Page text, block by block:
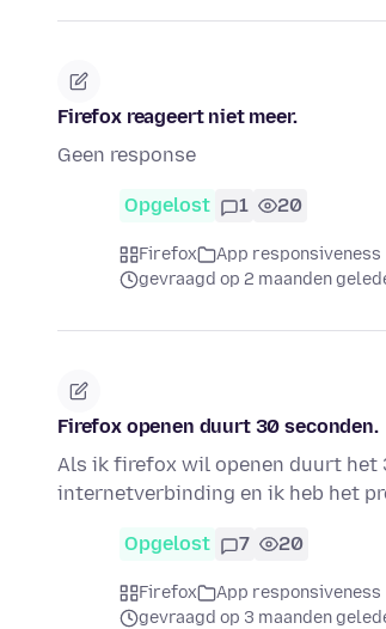
Firefox reageert niet meer.
Geen response
Opgelost 1 20
Firefox
App responsiveness
gevraagd op 2 maanden
Firefox openen duurt 30 seconden.
Als ik firefox wil openen duurt het
internetverbinding en ik heb het
Opgelost 7 20
Firefox
App responsiveness
gevraagd op 3 maanden